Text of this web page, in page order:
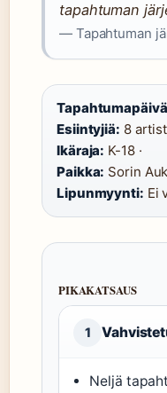
tapahtuman
— Tapahtuman
Esiintyjiä: 8
Ikäraja: K-18 ·
Paikka: Sorin
Lipunmyynti: Ei
PIKAKATSAUS
1
Neljä